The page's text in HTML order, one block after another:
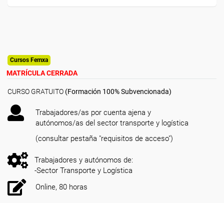
Cursos Femxa
MATRÍCULA CERRADA
CURSO GRATUITO (Formación 100% Subvencionada)
Trabajadores/as por cuenta ajena y
autónomos/as del sector transporte y logística
(consultar pestaña "requisitos de acceso")
Trabajadores y autónomos de:
-Sector Transporte y Logística
Online, 80 horas